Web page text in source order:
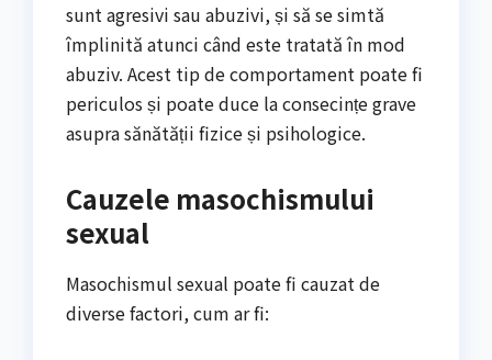
sunt agresivi sau abuzivi, și să se simtă
împlinită atunci când este tratată în mod
abuziv. Acest tip de comportament poate fi
periculos și poate duce la consecințe grave
asupra sănătății fizice și psihologice.
Cauzele masochismului
sexual
Masochismul sexual poate fi cauzat de
diverse factori, cum ar fi: